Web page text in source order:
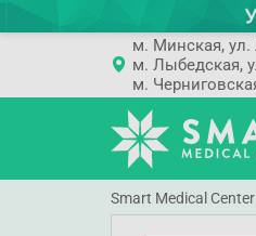
м. Минская, ул.
м. Лыбедская,
м.
Smart Medical Center